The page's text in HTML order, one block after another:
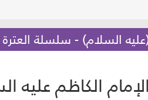
السلام) - سلسلة
الكاظم عليه